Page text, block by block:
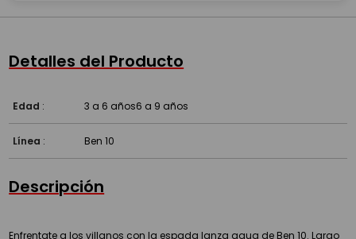
Detalles del Producto
Edad : 3 a 6 años6 a 9 años
Línea : Ben 10
Descripción
Enfrentate a los villanos con la espada lanza agua de Ben 10. Largo